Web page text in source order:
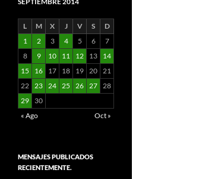
L M X J V S
D
1
2 3 4 5 6
7
8
9 10 11 12 13
14
15
16 17 18 19 20 21
22 23 24 25 26 27 28
29
30
« Ago
Oct »
MENSAJES PUBLICADOS
RECIENTEMENTE.